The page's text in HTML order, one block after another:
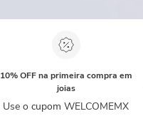
10% OFF na primeira compra em
joias
Use o cupom WELCOMEMX